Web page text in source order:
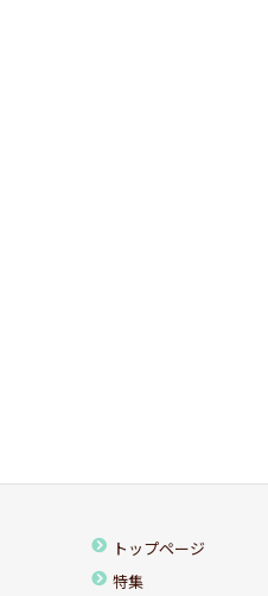
トップページ
特集